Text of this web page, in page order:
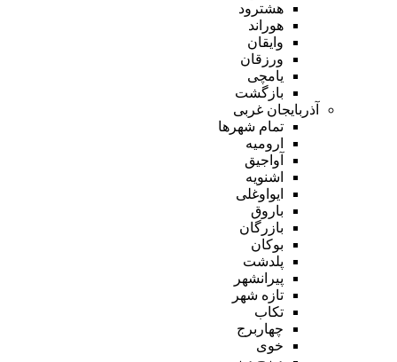
هشترود
هوراند
وایقان
ورزقان
یامچی
بازگشت
آذربایجان غربی
تمام شهر‌ها
ارومیه
آواجیق
اشنویه
ایواوغلی
باروق
بازرگان
بوکان
پلدشت
پیرانشهر
تازه شهر
تکاب
چهاربرج
خوی